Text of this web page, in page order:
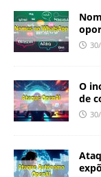
O
de